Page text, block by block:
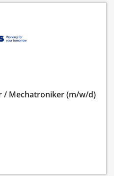
/ Mechatroniker (m/w/d)